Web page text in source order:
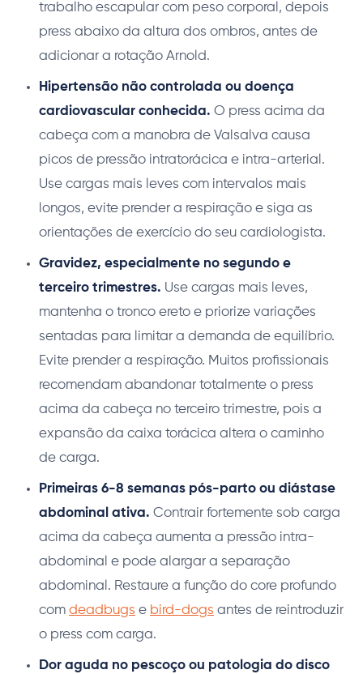
trabalho escapular com peso corporal, depois
press abaixo da altura dos ombros, antes de
adicionar a rotação Arnold.
Hipertensão não controlada ou doença
cardiovascular conhecida. O press acima da
cabeça com a manobra de Valsalva causa
picos de pressão intratorácica e intra-arterial.
Use cargas mais leves com intervalos mais
longos, evite prender a respiração e siga as
orientações de exercício do seu cardiologista.
Gravidez, especialmente no segundo e
terceiro trimestres. Use cargas mais leves,
mantenha o tronco ereto e priorize variações
sentadas para limitar a demanda de equilíbrio.
Evite prender a respiração. Muitos profissionais
recomendam abandonar totalmente o press
acima da cabeça no terceiro trimestre, pois a
expansão da caixa torácica altera o caminho
de carga.
Primeiras 6-8 semanas pós-parto ou diástase
abdominal ativa. Contrair fortemente sob carga
acima da cabeça aumenta a pressão intra-
abdominal e pode alargar a separação
abdominal. Restaure a função do core profundo
com deadbugs e bird-dogs antes de reintroduzir
o press com carga.
Dor aguda no pescoço ou patologia do disco